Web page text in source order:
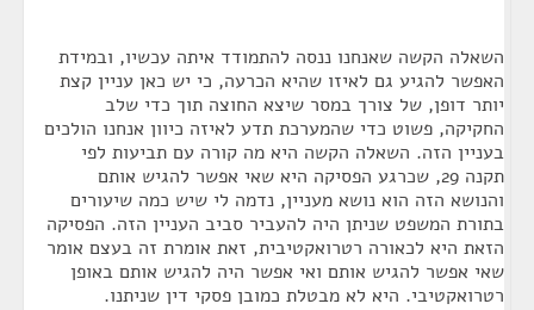
השאלה הקשה שאנחנו ננסה להתמודד איתה עכשיו, ובמידת
האפשר להגיע גם לאיזו שהיא הכרעה, כי יש כאן עניין קצת
יותר דופן, של צורך במסר שיצא החוצה תוך כדי שלב
החקיקה, פשוט כדי שהמערכת תדע לאיזה כיוון אנחנו הולכים
בעניין הזה. השאלה הקשה היא מה קורה עם תביעות לפי
תקנה 29, שכרגע הפסיקה היא שאי אפשר להגיש אותם
והנושא הזה הוא נושא מעניין, נדמה לי שיש כמה שיעורים
בתורת המשפט שניתן היה להעביר סביב העניין הזה. הפסיקה
הזאת היא לכאורה רטרואקטיבית, זאת אומרת זה בעצם אומר
שאי אפשר להגיש אותם ואי אפשר היה להגיש אותם באופן
רטרואקטיבי. היא לא מבטלת כמובן פסקי דין שניתנו.